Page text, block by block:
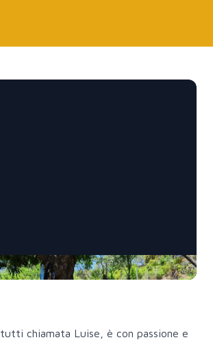
chiamata Luise, è con passione e